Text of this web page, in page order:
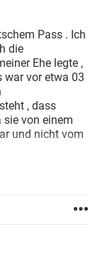
Pass . Ich
die
Ehe legte ,
war vor etwa 03
, dass
sie von einem
und nicht vom